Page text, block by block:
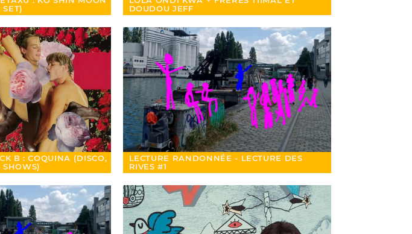
DOUDOU JEFF
B : COQUINA (DISCO,
SHOWS)
LECTURE RANDONNÉE - LECTURE DES
RIVES #1